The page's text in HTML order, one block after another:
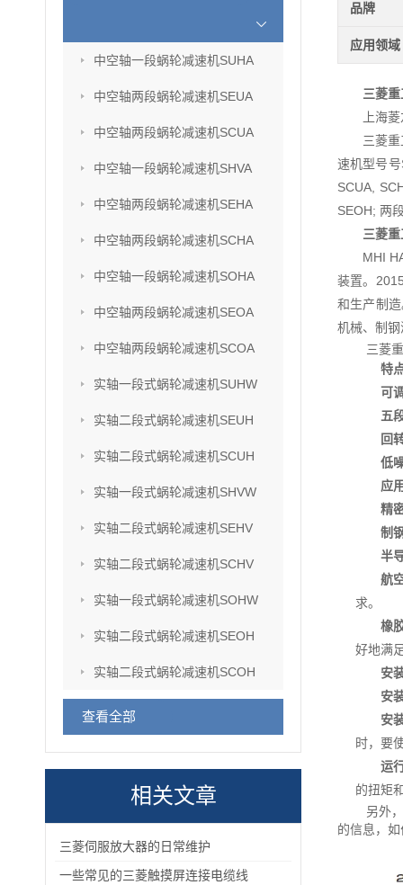
中空轴一段蜗轮减速机SUHA
中空轴两段蜗轮减速机SEUA
中空轴两段蜗轮减速机SCUA
中空轴一段蜗轮减速机SHVA
中空轴两段蜗轮减速机SEHA
中空轴两段蜗轮减速机SCHA
中空轴一段蜗轮减速机SOHA
中空轴两段蜗轮减速机SEOA
中空轴两段蜗轮减速机SCOA
实轴一段式蜗轮减速机SUHW
实轴二段式蜗轮减速机SEUH
实轴二段式蜗轮减速机SCUH
实轴一段式蜗轮减速机SHVW
实轴二段式蜗轮减速机SEHV
实轴二段式蜗轮减速机SCHV
实轴一段式蜗轮减速机SOHW
实轴二段式蜗轮减速机SEOH
实轴二段式蜗轮减速机SCOH
查看全部
相关文章
三菱伺服放大器的日常维护
一些常见的三菱触摸屏连接电缆线
品牌
应用领域
三菱
上海
三菱
速机型号
SCUA,
SEOH; 两
三菱
MHI
装置。
和生产制
机械、制
三菱
特
可
五
回
低
应
精
制
半
航
求。
橡
好地满
安
安
安
时，要
运
的扭矩
另外
的信息，